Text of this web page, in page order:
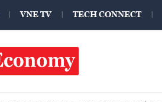
VNE TV TECH CONNECT